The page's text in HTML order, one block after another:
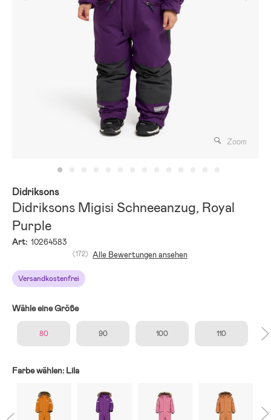
Zoom
Didriksons
Didriksons Migisi Schneeanzug, Royal
Purple
Art: 10264583
Versandkostenfrei
(172) Alle Bewertungen ansehen
Wähle eine Größe
80 90 100 110
Farbe wählen: Lila